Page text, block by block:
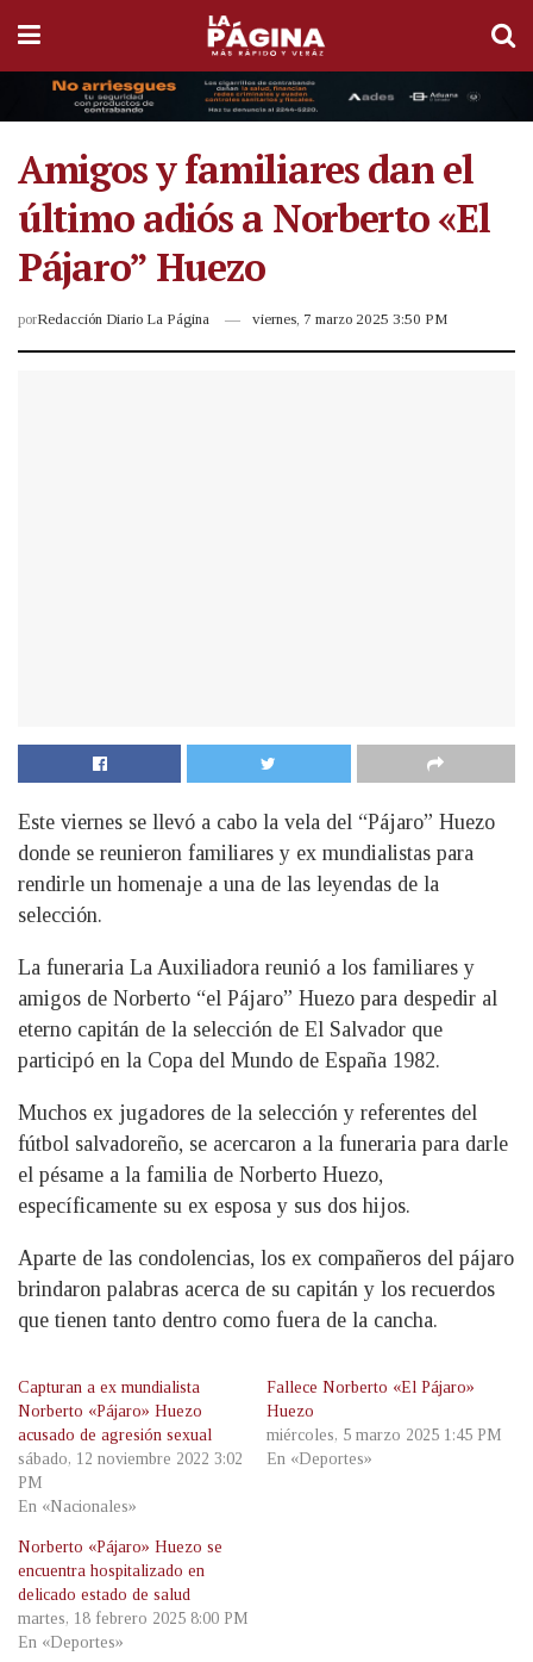
Amigos y familiares dan el
último adiós a Norberto «El
Pájaro” Huezo
porRedacción Diario La Página viernes, 7 marzo 2025 3:50 PM
Este viernes se llevó a cabo la vela del “Pájaro” Huezo
donde se reunieron familiares y ex mundialistas para
rendirle un homenaje a una de las leyendas de la
selección.
La funeraria La Auxiliadora reunió a los familiares y
amigos de Norberto “el Pájaro” Huezo para despedir al
eterno capitán de la selección de El Salvador que
participó en la Copa del Mundo de España 1982.
Muchos ex jugadores de la selección y referentes del
fútbol salvadoreño, se acercaron a la funeraria para darle
el pésame a la familia de Norberto Huezo,
específicamente su ex esposa y sus dos hijos.
Aparte de las condolencias, los ex compañeros del pájaro
brindaron palabras acerca de su capitán y los recuerdos
que tienen tanto dentro como fuera de la cancha.
Capturan a ex mundialista
Norberto «Pájaro» Huezo
acusado de agresión sexual
sábado, 12 noviembre 2022 3:02
PM
En «Nacionales»
Fallece Norberto «El Pájaro»
Huezo
miércoles, 5 marzo 2025 1:45 PM
En «Deportes»
Norberto «Pájaro» Huezo se
encuentra hospitalizado en
delicado estado de salud
martes, 18 febrero 2025 8:00 PM
En «Deportes»